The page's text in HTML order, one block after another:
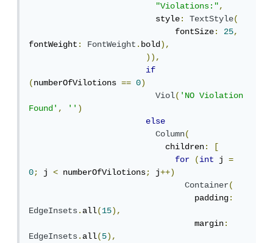
"Violations:",
                          style
: TextStyle(
                              fontSize
: 25,
fontWeight: FontWeight.bold),
)),
if
(numberOfVilotions == 0)
Viol('NO Violation
Found', '')
else
Column(
                            children
:
[
for
(int j =
0; j < numberOfVilotions; j++)
Container(
                                  padding
:
EdgeInsets.all(15),
                                  margin
:
EdgeInsets.all(5),